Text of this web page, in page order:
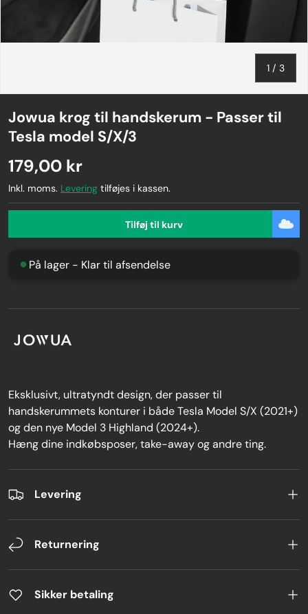
1 / af
3
Jowua krog til handskerum - Passer til
Tesla model S/X/3
179,00 kr
Inkl. moms. Levering tilføjes i kassen.
Tilføj til kurv
På lager - Klar til afsendelse
Eksklusivt, ultratyndt design, der passer til
handskerummets konturer i både Tesla Model S/X (2021+)
og den nye Model 3 Highland (2024+).
Hæng dine indkøbsposer, take-away og andre ting.
Levering
Returnering
Sikker betaling